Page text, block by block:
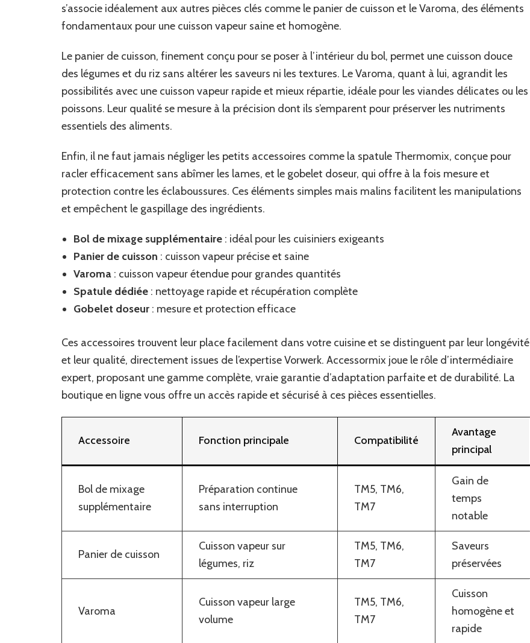
s’associe idéalement aux autres pièces clés comme le panier de cuisson et le Varoma, des éléments
fondamentaux pour une cuisson vapeur saine et homogène.
Le panier de cuisson, finement conçu pour se poser à l’intérieur du bol, permet une cuisson douce
des légumes et du riz sans altérer les saveurs ni les textures. Le Varoma, quant à lui, agrandit les
possibilités avec une cuisson vapeur rapide et mieux répartie, idéale pour les viandes délicates ou les
poissons. Leur qualité se mesure à la précision dont ils s’emparent pour préserver les nutriments
essentiels des aliments.
Enfin, il ne faut jamais négliger les petits accessoires comme la spatule Thermomix, conçue pour
racler efficacement sans abîmer les lames, et le gobelet doseur, qui offre à la fois mesure et
protection contre les éclaboussures. Ces éléments simples mais malins facilitent les manipulations
et empêchent le gaspillage des ingrédients.
Bol de mixage supplémentaire : idéal pour les cuisiniers exigeants
Panier de cuisson : cuisson vapeur précise et saine
Varoma : cuisson vapeur étendue pour grandes quantités
Spatule dédiée : nettoyage rapide et récupération complète
Gobelet doseur : mesure et protection efficace
Ces accessoires trouvent leur place facilement dans votre cuisine et se distinguent par leur longévité
et leur qualité, directement issues de l’expertise Vorwerk. Accessormix joue le rôle d’intermédiaire
expert, proposant une gamme complète, vraie garantie d’adaptation parfaite et de durabilité. La
boutique en ligne vous offre un accès rapide et sécurisé à ces pièces essentielles.
Accessoire Fonction principale Compatibilité
Avantage
principal
Bol de mixage
supplémentaire
Préparation continue
sans interruption
TM5, TM6,
TM7
Gain de
temps
notable
Panier de cuisson
Cuisson vapeur sur
légumes, riz
TM5, TM6,
TM7
Saveurs
préservées
Varoma
Cuisson vapeur large
volume
TM5, TM6,
TM7
Cuisson
homogène et
rapide